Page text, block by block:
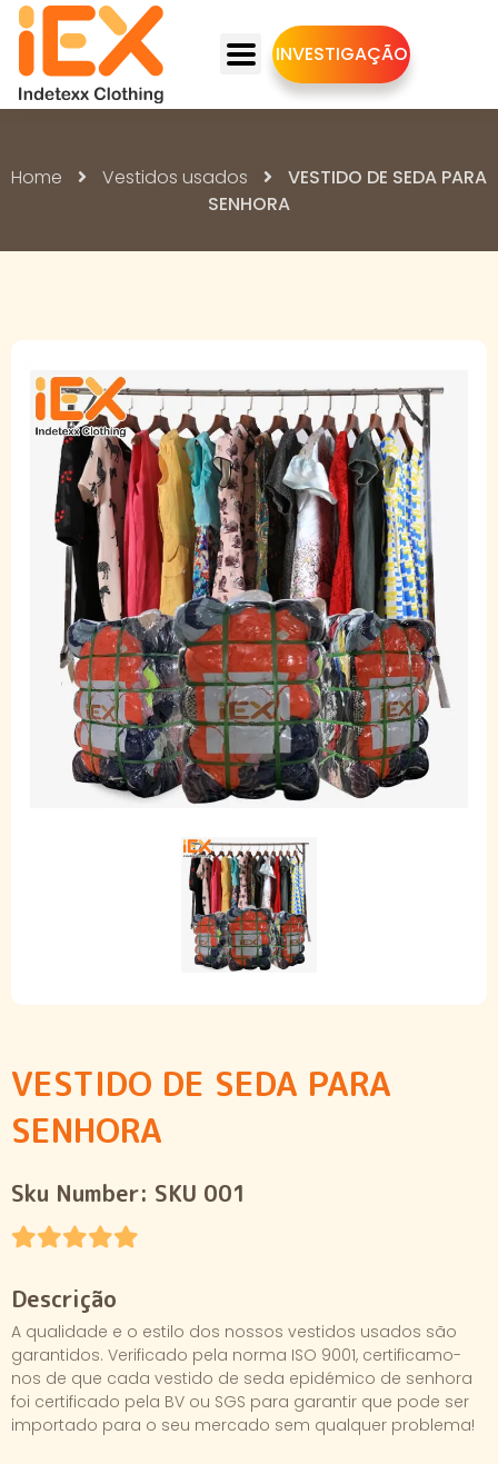
INVESTIGAÇÃO
Home Vestidos usados
VESTIDO DE SEDA PARA
SENHORA
VESTIDO DE SEDA PARA
SENHORA
Sku Number: SKU 001
Descrição
A qualidade e o estilo dos nossos vestidos usados são
garantidos. Verificado pela norma ISO 9001, certificamo-
nos de que cada vestido de seda epidémico de senhora
foi certificado pela BV ou SGS para garantir que pode ser
importado para o seu mercado sem qualquer problema!